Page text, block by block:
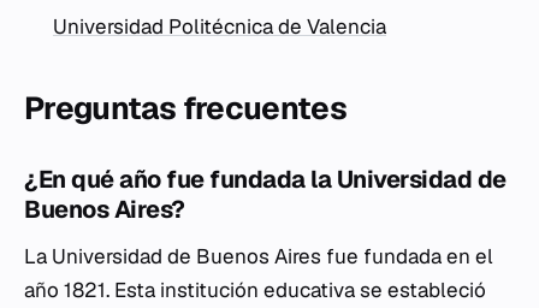
Universidad Politécnica de Valencia
Preguntas frecuentes
¿En qué año fue fundada la Universidad de
Buenos Aires?
La Universidad de Buenos Aires fue fundada en el
año 1821. Esta institución educativa se estableció